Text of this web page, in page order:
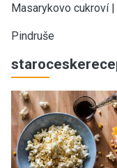
Masarykovo cukroví
Pindruše